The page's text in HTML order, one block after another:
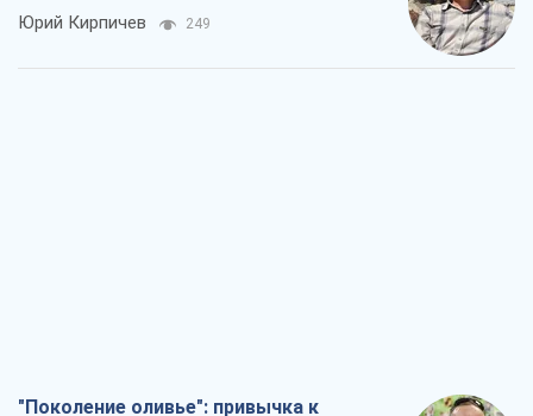
Юрий Кирпичев 249
"Поколение оливье": привычка к